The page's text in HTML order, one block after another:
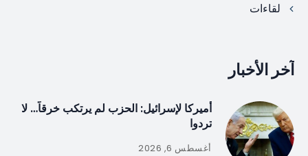
لقاءات
آخر الأخبار
أميركا لإسرائيل: الحزب لم يرتكب خرقاً… لا
تردوا
أغسطس 6, 2026